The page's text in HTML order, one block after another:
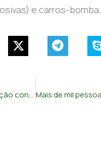
e carros-bomba.
Rede de tráfico de pessoas desmantelada em operação conjunta da PJ e Guarda Civil